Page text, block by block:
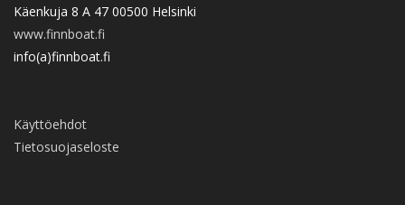
Käenkuja 8 A 47 00500 Helsinki
www.finnboat.fi
info(a)finnboat.fi
Käyttöehdot
Tietosuojaseloste